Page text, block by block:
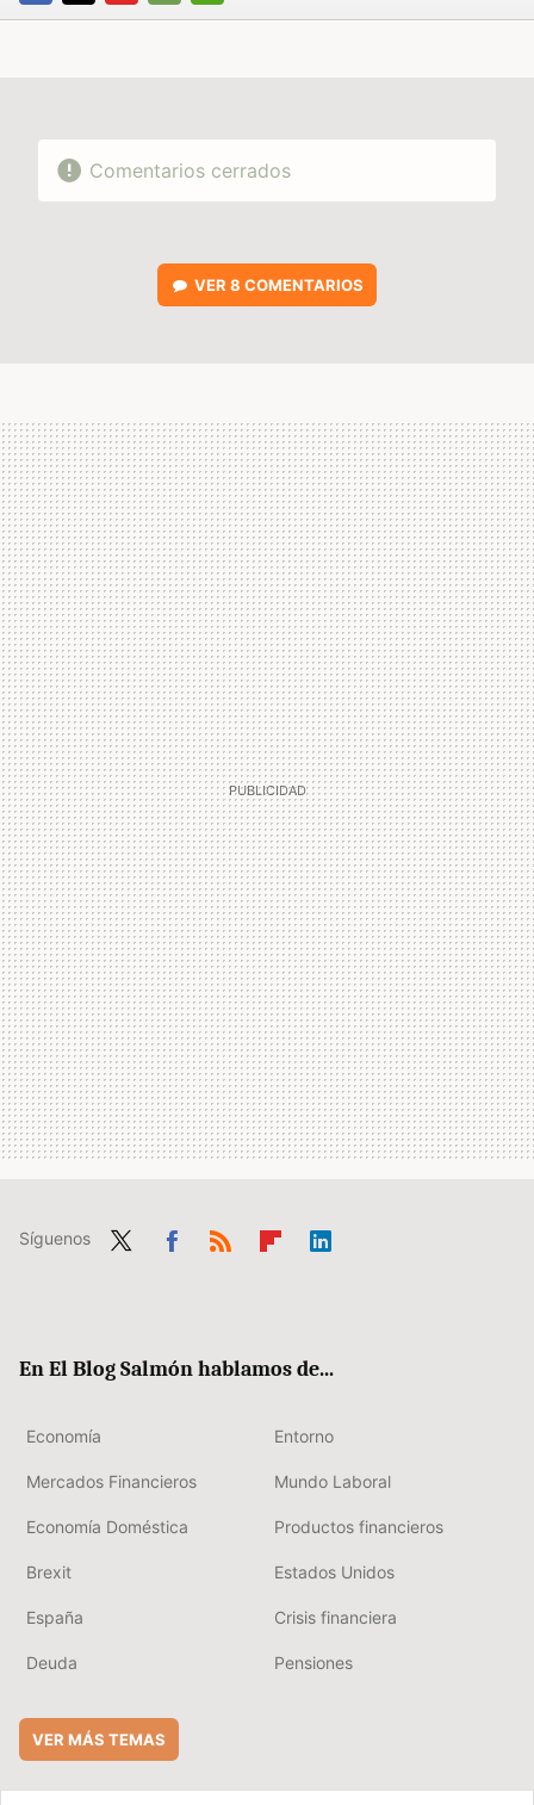
FACEBOOK
TWITTERFLIPBOARD
E-
WHATSAPP
Comentarios cerrados
VER 8 COMENTARIOS
Síguenos
En El Blog Salmón hablamos de...
Economía Entorno
Mercados Financieros Mundo Laboral
Economía Doméstica Productos financieros
Brexit Estados Unidos
España Crisis financiera
Deuda Pensiones
VER MÁS TEMAS